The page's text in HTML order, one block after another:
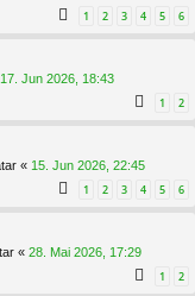
1 2 3 4 5 6
17. Jun 2026, 18:43
1 2
« 15. Jun 2026, 22:45
1 2 3 4 5 6
« 28. Mai 2026, 17:29
1 2